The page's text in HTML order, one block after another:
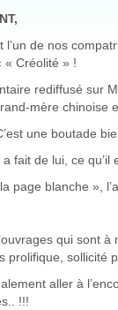
de nos
« Créolité » !
rediffusé sur
mère chinoise
une boutade
fait de lui, ce
page blanche »,
qui sont
prolifique, sollicité
aller à
!!!